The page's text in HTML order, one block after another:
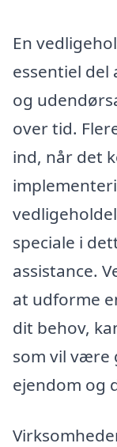
En
essentiel del
og
over tid.
ind, når det
speciale i
assistance.
at udforme
dit behov,
som vil være
ejendom og